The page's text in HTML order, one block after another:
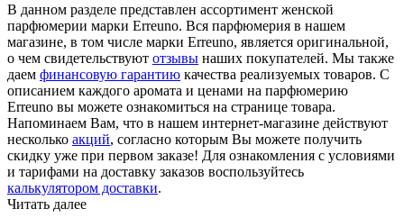
В данном разделе представлен ассортимент женской
парфюмерии марки Erreuno. Вся парфюмерия в нашем
магазине, в том числе марки Erreuno, является оригинальной,
о чем свидетельствуют отзывы наших покупателей. Мы также
даем финансовую гарантию качества реализуемых товаров. С
описанием каждого аромата и ценами на парфюмерию
Erreuno вы можете ознакомиться на странице товара.
Напоминаем Вам, что в нашем интернет-магазине действуют
несколько акций, согласно которым Вы можете получить
скидку уже при первом заказе! Для ознакомления с условиями
и тарифами на доставку заказов воспользуйтесь
калькулятором доставки.
Читать далее